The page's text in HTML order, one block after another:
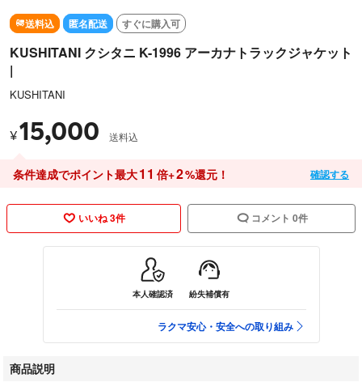
送料込 匿名配送 すぐに購入可
KUSHITANI クシタニ K-1996 アーカナトラックジャケット
|
KUSHITANI
¥15,000 送料込
条件達成でポイント最大11 倍+2%還元！ 確認する
いいね 3件 コメント 0件
本人確認済 紛失補償有
ラクマ安心・安全への取り組み
商品説明